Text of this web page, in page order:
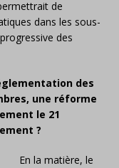
de
dans les sous-
des
des
une réforme
le 21
?
En la matière, le